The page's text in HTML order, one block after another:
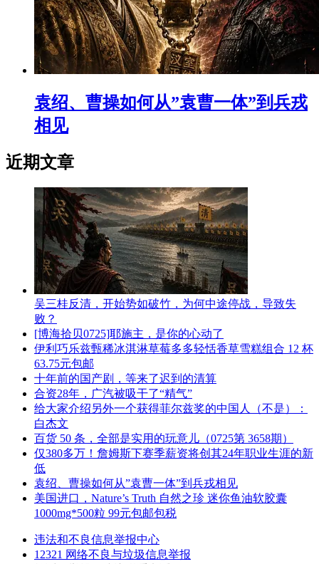
袁绍、曹操如何从”袁曹一体”到兵戎
相见
近期文章
吴三桂反清，开始势如破竹，为何中途停战，导致失
败？
[博海拾贝0725]耶施主，是你的心动了
伊利巧乐兹甄稀冰淇淋草莓多多轻恬香草雪糕组合 12 杯
63.75元包邮
十年前的国产剧，等来了迟到的清算
合资28年，广汽被吸干了“精气”
给大家介绍另外一个获得菲尔兹奖的中国人（不是）：
白杰文
百货 50 条，全部是实用的玩意儿（0725第 3658期）
仅380多万！詹姆斯下赛季薪资将创其24年职业生涯的新
低
袁绍、曹操如何从”袁曹一体”到兵戎相见
美国进口，Nature’s Truth 自然之珍 迷你鱼油软胶囊
1000mg*500粒 99元包邮包税
违法和不良信息举报中心
12321 网络不良与垃圾信息举报